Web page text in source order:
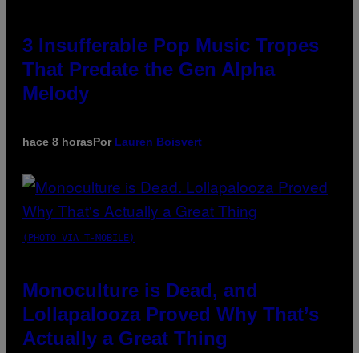
3 Insufferable Pop Music Tropes
That Predate the Gen Alpha
Melody
hace 8 horasPor Lauren Boisvert
(PHOTO VIA T-MOBILE)
Monoculture is Dead, and
Lollapalooza Proved Why That’s
Actually a Great Thing